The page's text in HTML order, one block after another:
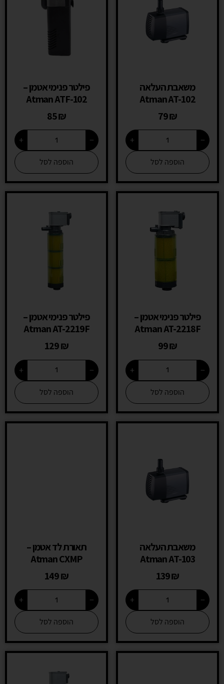
משאבת העלאה
Atman AT-102
79₪
−
+
הוספה לסל
פילטר פנימי אטמן –
Atman ATF-102
85₪
−
+
הוספה לסל
פילטר פנימי אטמן –
Atman AT-2218F
99₪
−
+
הוספה לסל
פילטר פנימי אטמן –
Atman AT-2219F
129₪
−
+
הוספה לסל
משאבת העלאה
Atman AT-103
139₪
−
+
הוספה לסל
תאורת לד אטמן –
Atman CXMP
149₪
−
+
הוספה לסל